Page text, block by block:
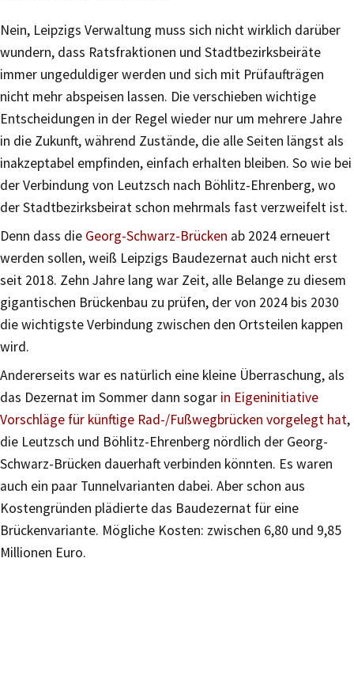
Nein, Leipzigs Verwaltung muss sich nicht wirklich darüber
wundern, dass Ratsfraktionen und Stadtbezirksbeiräte
immer ungeduldiger werden und sich mit Prüfaufträgen
nicht mehr abspeisen lassen. Die verschieben wichtige
Entscheidungen in der Regel wieder nur um mehrere Jahre
in die Zukunft, während Zustände, die alle Seiten längst als
inakzeptabel empfinden, einfach erhalten bleiben. So wie bei
der Verbindung von Leutzsch nach Böhlitz-Ehrenberg, wo
der Stadtbezirksbeirat schon mehrmals fast verzweifelt ist.
Denn dass die Georg-Schwarz-Brücken ab 2024 erneuert
werden sollen, weiß Leipzigs Baudezernat auch nicht erst
seit 2018. Zehn Jahre lang war Zeit, alle Belange zu diesem
gigantischen Brückenbau zu prüfen, der von 2024 bis 2030
die wichtigste Verbindung zwischen den Ortsteilen kappen
wird.
Andererseits war es natürlich eine kleine Überraschung, als
das Dezernat im Sommer dann sogar in Eigeninitiative
Vorschläge für künftige Rad-/Fußwegbrücken vorgelegt hat,
die Leutzsch und Böhlitz-Ehrenberg nördlich der Georg-
Schwarz-Brücken dauerhaft verbinden könnten. Es waren
auch ein paar Tunnelvarianten dabei. Aber schon aus
Kostengründen plädierte das Baudezernat für eine
Brückenvariante. Mögliche Kosten: zwischen 6,80 und 9,85
Millionen Euro.